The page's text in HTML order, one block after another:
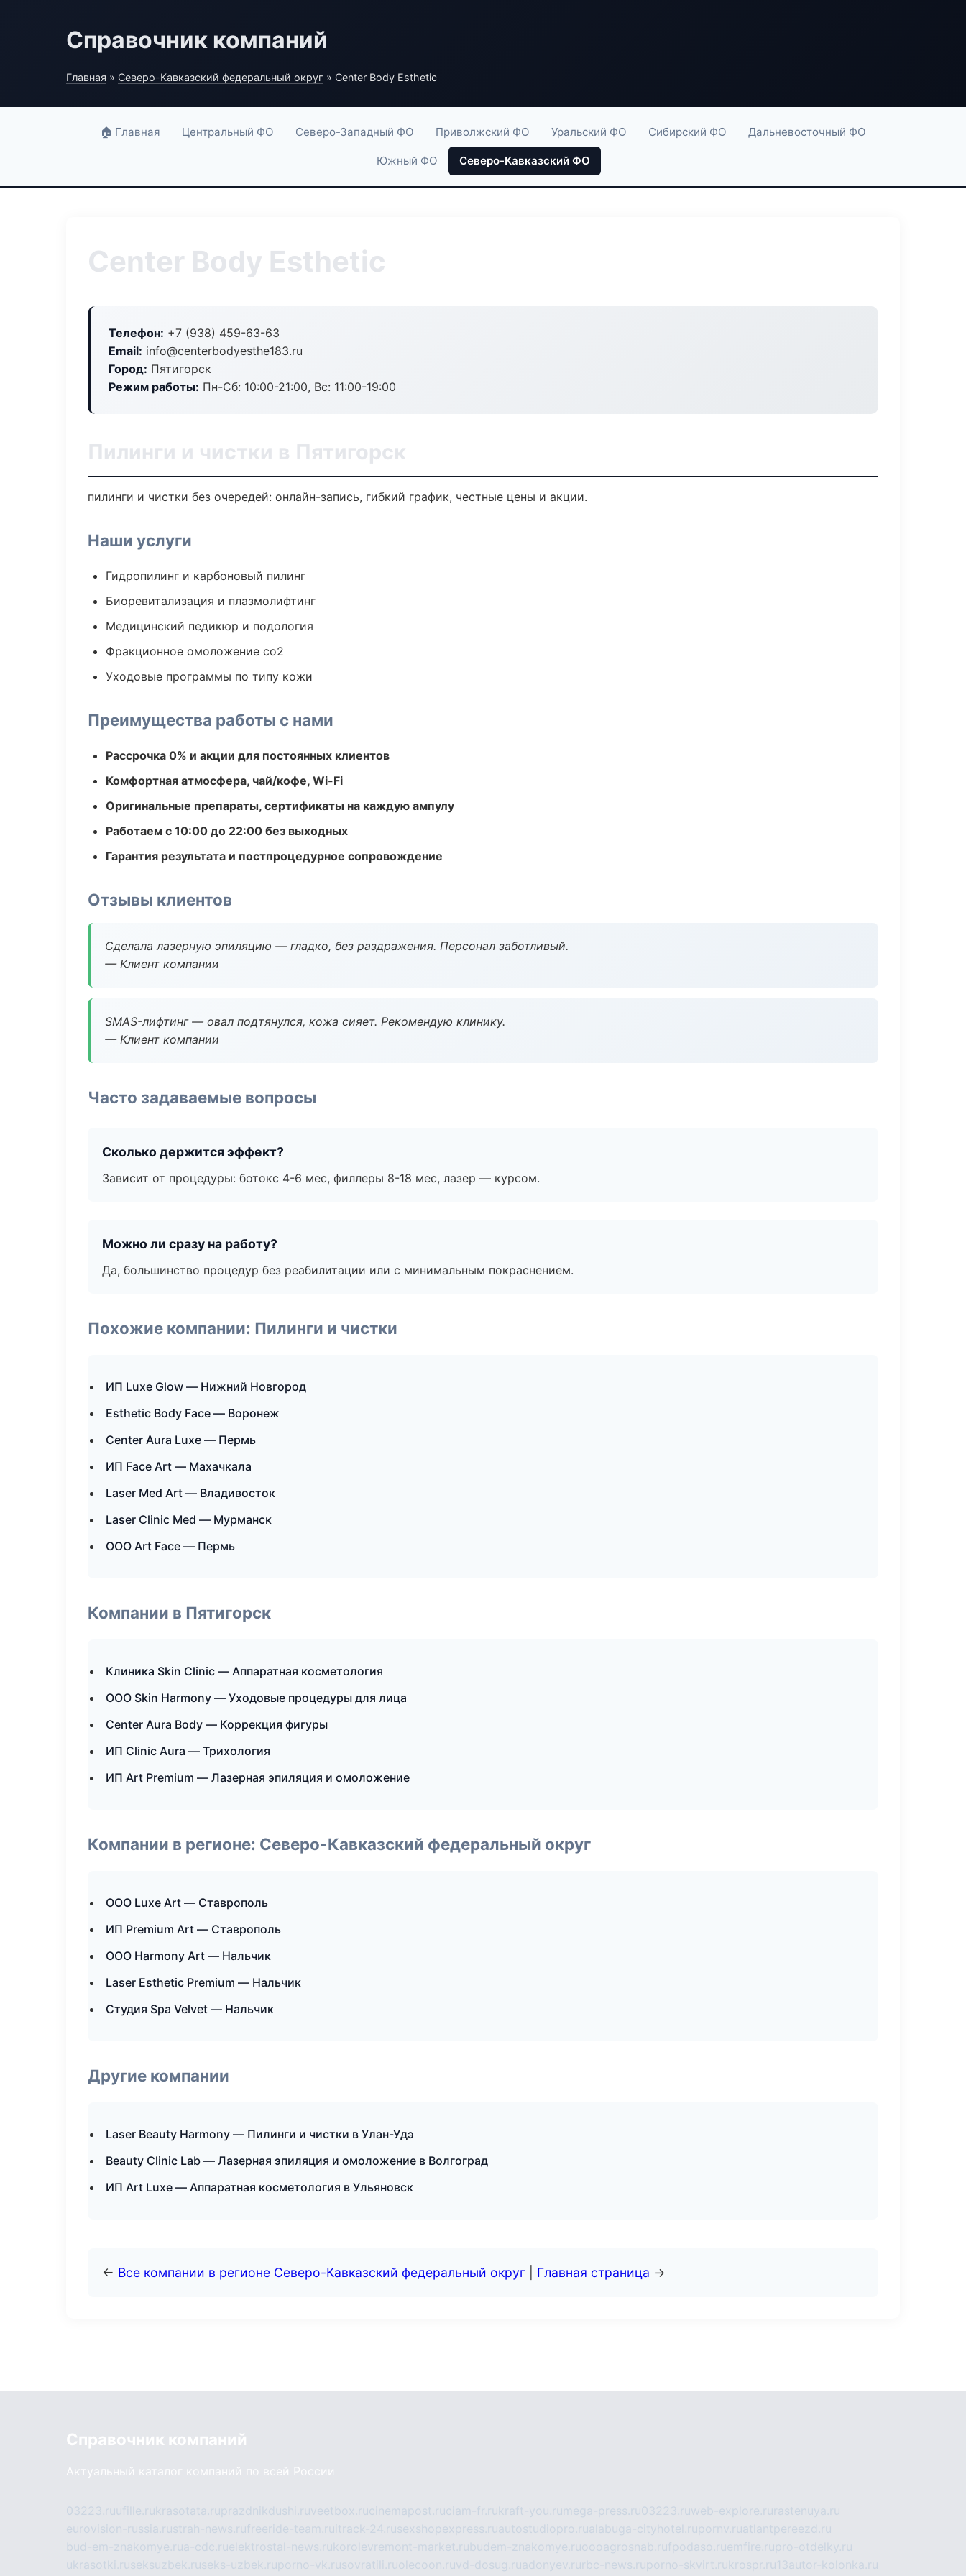
Справочник компаний
Главная » Северо-Кавказский федеральный округ » Center Body Esthetic
🏠 Главная Центральный ФО Северо-Западный ФО Приволжский ФО Уральский ФО Сибирский ФО Дальневосточный ФО
Южный ФО Северо-Кавказский ФО
Center Body Esthetic
Телефон: +7 (938) 459-63-63
Email: info@centerbodyesthe183.ru
Город: Пятигорск
Режим работы: Пн-Сб: 10:00-21:00, Вс: 11:00-19:00
Пилинги и чистки в Пятигорск
пилинги и чистки без очередей: онлайн-запись, гибкий график, честные цены и акции.
Наши услуги
Гидропилинг и карбоновый пилинг
Биоревитализация и плазмолифтинг
Медицинский педикюр и подология
Фракционное омоложение co2
Уходовые программы по типу кожи
Преимущества работы с нами
Рассрочка 0% и акции для постоянных клиентов
Комфортная атмосфера, чай/кофе, Wi-Fi
Оригинальные препараты, сертификаты на каждую ампулу
Работаем с 10:00 до 22:00 без выходных
Гарантия результата и постпроцедурное сопровождение
Отзывы клиентов
Сделала лазерную эпиляцию — гладко, без раздражения. Персонал заботливый.
— Клиент компании
SMAS-лифтинг — овал подтянулся, кожа сияет. Рекомендую клинику.
— Клиент компании
Часто задаваемые вопросы
Сколько держится эффект?
Зависит от процедуры: ботокс 4-6 мес, филлеры 8-18 мес, лазер — курсом.
Можно ли сразу на работу?
Да, большинство процедур без реабилитации или с минимальным покраснением.
Похожие компании: Пилинги и чистки
ИП Luxe Glow — Нижний Новгород
Esthetic Body Face — Воронеж
Center Aura Luxe — Пермь
ИП Face Art — Махачкала
Laser Med Art — Владивосток
Laser Clinic Med — Мурманск
ООО Art Face — Пермь
Компании в Пятигорск
Клиника Skin Clinic — Аппаратная косметология
ООО Skin Harmony — Уходовые процедуры для лица
Center Aura Body — Коррекция фигуры
ИП Clinic Aura — Трихология
ИП Art Premium — Лазерная эпиляция и омоложение
Компании в регионе: Северо-Кавказский федеральный округ
ООО Luxe Art — Ставрополь
ИП Premium Art — Ставрополь
ООО Harmony Art — Нальчик
Laser Esthetic Premium — Нальчик
Студия Spa Velvet — Нальчик
Другие компании
Laser Beauty Harmony — Пилинги и чистки в Улан-Удэ
Beauty Clinic Lab — Лазерная эпиляция и омоложение в Волгоград
ИП Art Luxe — Аппаратная косметология в Ульяновск
← Все компании в регионе Северо-Кавказский федеральный округ Главная страница →
Справочник компаний
Актуальный каталог компаний по всей России
03223.ruufille.rukrasotata.ruprazdnikdushi.ruveetbox.rucinemapost.ruciam-fr.rukraft-you.ru mega-press.ru03223.ruweb-explore.ru rastenuya.ru
eurovision-russia.rustrah-news.rufreeride-team.ru itrack-24.rusexshopexpress.ruautostudiopro.rualabuga-cityhotel.rupornv.ruatlantpereezd.ru
bud-em-znakomye.rua-cdc.ruelektrostal-news.rukorolevremont-market.rubudem-znakomye.ruoooagrosnab.rufpodaso.ruemfire.rupro-otdelky.ru
ukrasotki.ruseksuzbek.ruseks-uzbek.ruporno-vk.rusovratili.ruolecoon.ruvd-dosug.ruadonyev.ru rbc-news.ruporno-skvirt.rukrospr.ru13autor-kolonka.ru